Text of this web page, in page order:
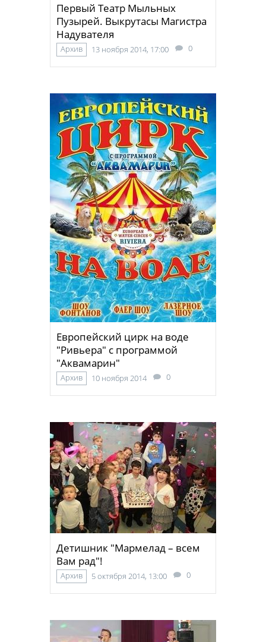
Первый Театр Мыльных
Пузырей. Выкрутасы Магистра
Надувателя
Архив 13 ноября 2014, 17:00 0
Европейский цирк на воде
"Ривьера" с программой
"Аквамарин"
Архив 10 ноября 2014 0
Детишник "Мармелад – всем
Вам рад"!
Архив 5 октября 2014, 13:00 0